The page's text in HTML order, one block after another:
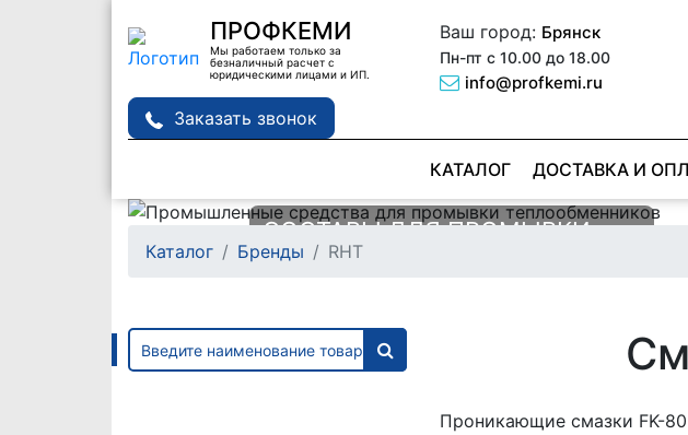
ПРОФКЕМИ
Мы работаем только за
безналичный расчет с
юридическими лицами и ИП.
Ваш город: Брянск
Пн-пт с 10.00 до 18.00
info@profkemi.ru
Заказать звонок
КАТАЛОГ ДОСТАВКА И
СОСТАВЫ ДЛЯ ПРОМЫВКИ
ТЕПЛООБМЕННИКОВ
СОСТАВ ДЛЯ ПРОМЫВКИ
ДЕТАЛЕЙ MANPOWER RED
Каталог Бренды RHT
Проникающие смазки FK-